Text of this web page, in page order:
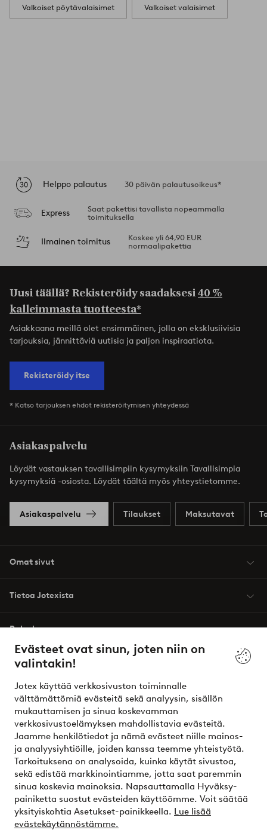
Evästeet ovat sinun, joten niin on
valintakin!
Jotex käyttää verkkosivuston toiminnalle
välttämättömiä evästeitä sekä analyysin, sisällön
mukauttamisen ja sinua koskevamman
verkkosivustoelämyksen mahdollistavia evästeitä.
Jaamme henkilötiedot ja nämä evästeet niille mainos-
ja analyysiyhtiöille, joiden kanssa teemme yhteistyötä.
Tarkoituksena on analysoida, kuinka käytät sivustoa,
sekä edistää markkinointiamme, jotta saat paremmin
sinua koskevia mainoksia. Napsauttamalla Hyväksy-
painiketta suostut evästeiden käyttöömme. Voit säätää
yksityiskohtia Asetukset-painikkeella. Lue lisää
evästekäytännöstämme.
Valkoiset pöytävalaisimet Valkoiset valaisimet
Helppo palautus 30 päivän palautusoikeus*
Express
Saat pakettisi tavallista nopeammalla
toimituksella
Ilmainen toimitus
Koskee yli 64,90 EUR
normaalipakettia
Uusi täällä? Rekisteröidy saadaksesi40 %
kalleimmasta tuotteesta*
Asiakkaana meillä olet ensimmäinen, jolla on eksklusiivisia
tarjouksia, jännittäviä uutisia ja paljon inspiraatiota.
Rekisteröidy itse
* Katso tarjouksen ehdot rekisteröitymisen yhteydessä
Asiakaspalvelu
Löydät vastauksen tavallisimpiin kysymyksiin Tavallisimpia
kysymyksiä -osiosta. Löydät täältä myös yhteystietomme.
Asiakaspalvelu Tilaukset Maksutavat
Omat sivut
Tietoa Jotexista
Palvelumme
Ehdot
Ystävät
Turvalliset maksut – maksa nyt tai erissä
Haluatko tietää lisää maksuvaihtoehdoistamme?
elpy